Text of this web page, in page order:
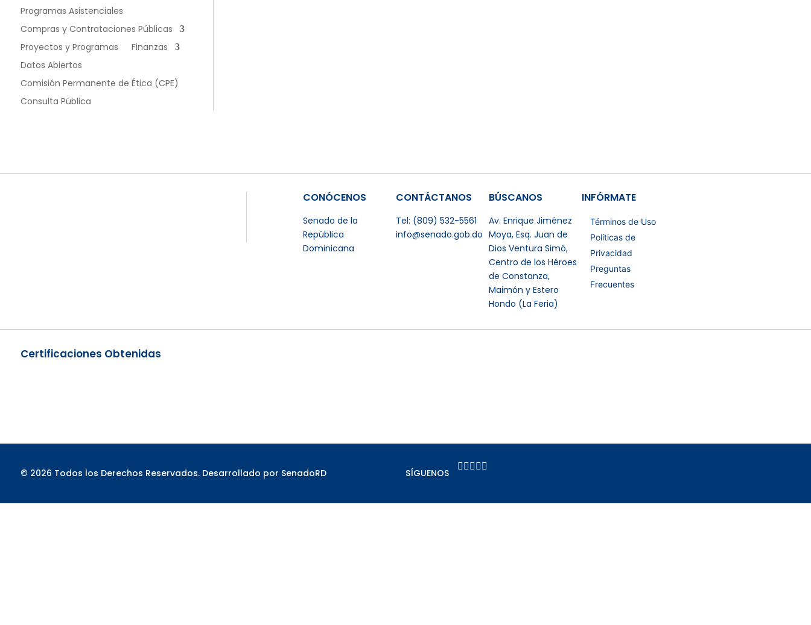
Programas Asistenciales
Compras y Contrataciones Públicas
Proyectos y Programas
Finanzas
Datos Abiertos
Comisión Permanente de Ética (CPE)
Consulta Pública
CONÓCENOS
Senado de la
República
Dominicana
CONTÁCTANOS
Tel: (809) 532-5561
info@senado.gob.do
BÚSCANOS
Av. Enrique Jiménez
Moya, Esq. Juan de
Dios Ventura Simó,
Centro de los Héroes
de Constanza,
Maimón y Estero
Hondo (La Feria)
INFÓRMATE
Términos de Uso
Políticas de
Privacidad
Preguntas
Frecuentes
Certificaciones Obtenidas
© 2026 Todos los Derechos Reservados. Desarrollado por SenadoRD SÍGUENOS
    